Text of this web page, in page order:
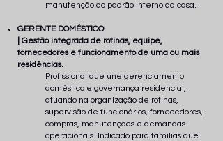
manutenção do padrão interno da casa.
GERENTE DOMÉSTICO
| Gestão integrada de rotinas, equipe,
fornecedores e funcionamento de uma ou mais
residências.
Profissional que une gerenciamento
doméstico e governança residencial,
atuando na organização de rotinas,
supervisão de funcionários, fornecedores,
compras, manutenções e demandas
operacionais. Indicado para famílias que